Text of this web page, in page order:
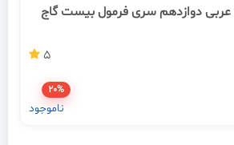
دوازدهم سری فرمول بیست گاج
5
20%
ناموجود